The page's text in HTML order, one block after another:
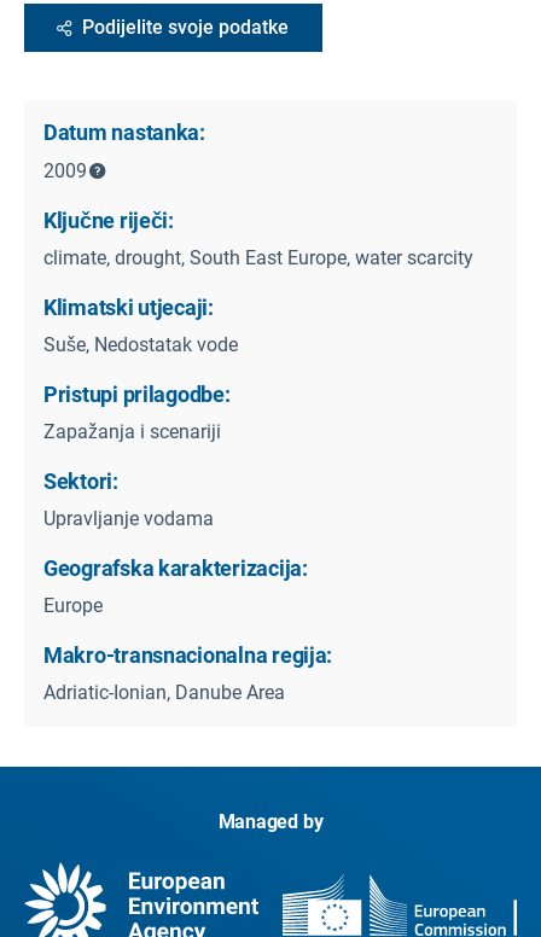
Podijelite svoje podatke
Datum nastanka:
2009
Ključne riječi:
climate, drought, South East Europe, water scarcity
Klimatski utjecaji:
Suše, Nedostatak vode
Pristupi prilagodbe:
Zapažanja i scenariji
Sektori:
Upravljanje vodama
Geografska karakterizacija:
Europe
Makro-transnacionalna regija:
Adriatic-Ionian, Danube Area
Managed by